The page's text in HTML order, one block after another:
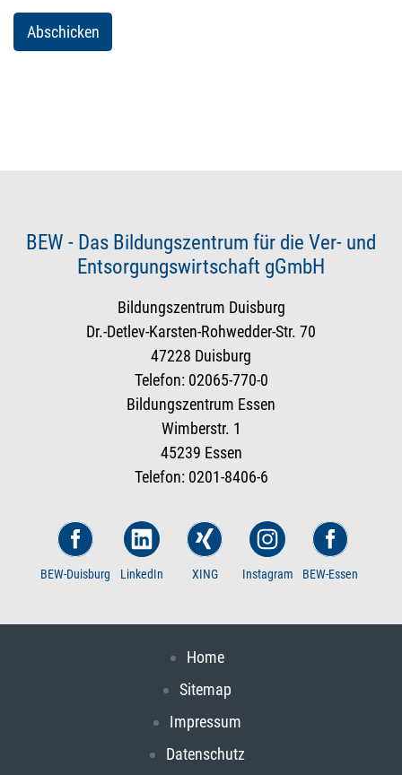
BEW - Das Bildungszentrum für die Ver- und
Entsorgungswirtschaft gGmbH
Bildungszentrum Duisburg
Dr.-Detlev-Karsten-Rohwedder-Str. 70
47228 Duisburg
Telefon: 02065-770-0
Bildungszentrum Essen
Wimberstr. 1
45239 Essen
Telefon: 0201-8406-6
BEW-Duisburg LinkedIn XING Instagram BEW-Essen
Home
Sitemap
Impressum
Datenschutz